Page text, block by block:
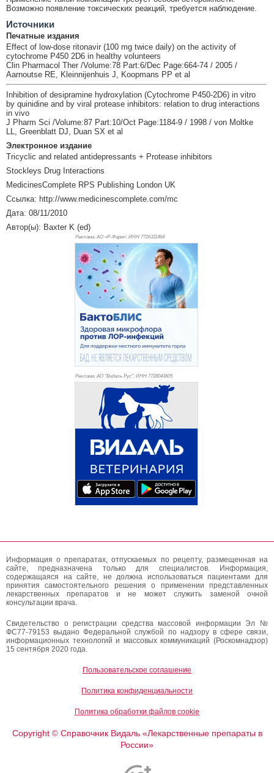
Возможно появление токсических реакций, требуется наблюдение.
Источники
Печатные издания
Effect of low-dose ritonavir (100 mg twice daily) on the activity of
cytochrome P450 2D6 in healthy volunteers
Clin Pharmacol Ther /Volume:78 Part:6/Dec Page:664-74 / 2005 /
Aarnoutse RE, Kleinnijenhuis J, Koopmans PP et al
Inhibition of desipramine hydroxylation (Cytochrome P450-2D6) in vitro
by quinidine and by viral protease inhibitors: relation to drug interactions
in vivo
J Pharm Sci /Volume:87 Part:10/Oct Page:1184-9 / 1998 / von Moltke
LL, Greenblatt DJ, Duan SX et al
Электронное издание
Tricyclic and related antidepressants + Protease inhibitors
Stockleys Drug Interactions
MedicinesComplete RPS Publishing London UK
Ссылка: http://www.medicinescomplete.com/mc
Дата: 08/11/2010
Автор(ы): Baxter K (ed)
Реклама. АО «Р-Фарм», ИНН 7726311464
Реклама. АО "Видаль Рус", ИНН 7728043605
Информация о препаратах, отпускаемых по рецепту, размещенная на
сайте, предназначена только для специалистов. Информация,
содержащаяся на сайте, не должна использоваться пациентами для
принятия самостоятельного решения о применении представленных
лекарственных препаратов и не может служить заменой очной
консультации врача.
Свидетельство о регистрации средства массовой информации Эл №
ФС77-79153 выдано Федеральной службой по надзору в сфере связи,
информационных технологий и массовых коммуникаций (Роскомнадзор)
15 сентября 2020 года.
Пользовательское соглашение
Политика конфиденциальности
Политика обработки файлов cookie
Copyright ©Справочник Видаль «Лекарственные препараты в
России»